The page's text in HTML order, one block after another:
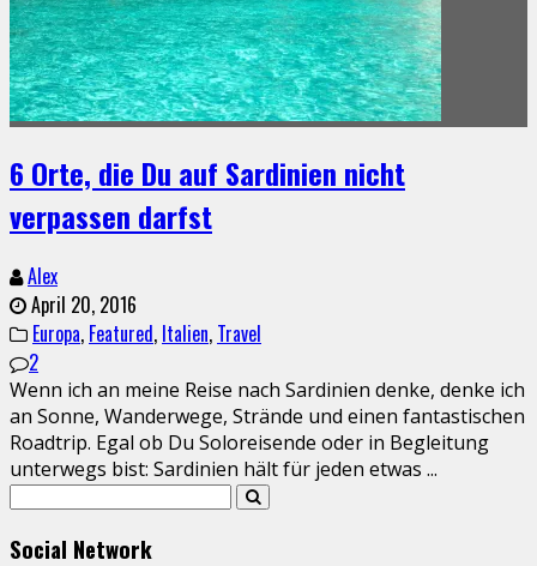
6 Orte, die Du auf Sardinien nicht
verpassen darfst
Alex
April 20, 2016
Europa, Featured, Italien, Travel
2
Wenn ich an meine Reise nach Sardinien denke, denke ich
an Sonne, Wanderwege, Strände und einen fantastischen
Roadtrip. Egal ob Du Soloreisende oder in Begleitung
unterwegs bist: Sardinien hält für jeden etwas ...
Social Network